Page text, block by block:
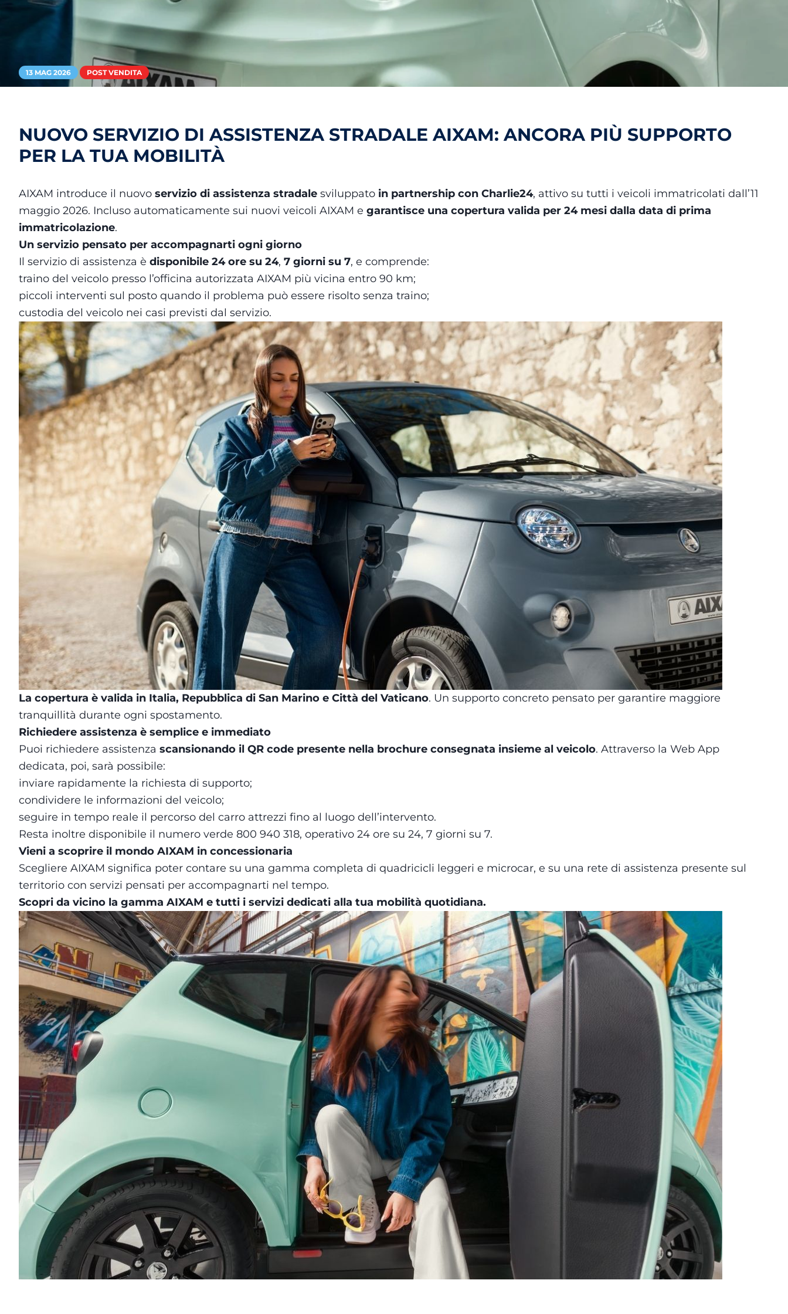
13 MAG 2026 POST VENDITA
NUOVO SERVIZIO DI ASSISTENZA STRADALE AIXAM: ANCORA PIÙ SUPPORTO
PER LA TUA MOBILITÀ
AIXAM introduce il nuovo servizio di assistenza stradale sviluppato in partnership con Charlie24, attivo su tutti i veicoli immatricolati dall’11
maggio 2026. Incluso automaticamente sui nuovi veicoli AIXAM e garantisce una copertura valida per 24 mesi dalla data di prima
immatricolazione.
Un servizio pensato per accompagnarti ogni giorno
Il servizio di assistenza è disponibile 24 ore su 24, 7 giorni su 7, e comprende:
traino del veicolo presso l’officina autorizzata AIXAM più vicina entro 90 km;
piccoli interventi sul posto quando il problema può essere risolto senza traino;
custodia del veicolo nei casi previsti dal servizio.
La copertura è valida in Italia, Repubblica di San Marino e Città del Vaticano. Un supporto concreto pensato per garantire maggiore
tranquillità durante ogni spostamento.
Richiedere assistenza è semplice e immediato
Puoi richiedere assistenza scansionando il QR code presente nella brochure consegnata insieme al veicolo. Attraverso la Web App
dedicata, poi, sarà possibile:
inviare rapidamente la richiesta di supporto;
condividere le informazioni del veicolo;
seguire in tempo reale il percorso del carro attrezzi fino al luogo dell’intervento.
Resta inoltre disponibile il numero verde 800 940 318, operativo 24 ore su 24, 7 giorni su 7.
Vieni a scoprire il mondo AIXAM in concessionaria
Scegliere AIXAM significa poter contare su una gamma completa di quadricicli leggeri e microcar, e su una rete di assistenza presente sul
territorio con servizi pensati per accompagnarti nel tempo.
Scopri da vicino la gamma AIXAM e tutti i servizi dedicati alla tua mobilità quotidiana.